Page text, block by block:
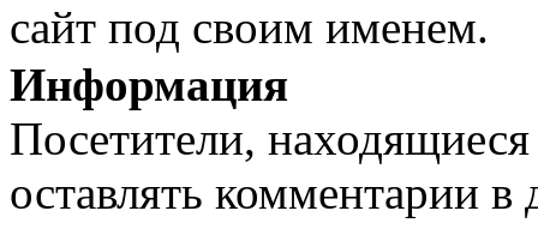
сайт под своим именем.
Информация
Посетители,
оставлять комментарии в